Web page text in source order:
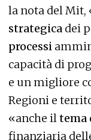
la nota del
strategica dei
processi
capacità di
e un migliore
Regioni e
«anche iltema
finanziaria